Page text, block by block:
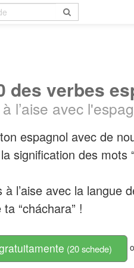
des verbes
l’aise avec
espagnol avec de
signification des mots
à l’aise avec la langue
“cháchara” !
(20 schede) o